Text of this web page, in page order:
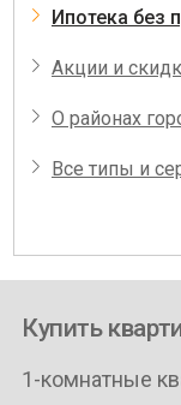
Ипотека без
Акции и
О районах
Все типы и
Купить
1-комнатные